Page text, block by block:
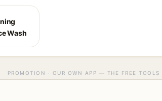
Wash
PROMOTION · OUR OWN APP — THE FREE TOOLS